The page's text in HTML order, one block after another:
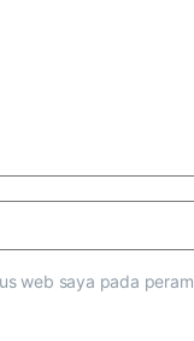
web saya pada